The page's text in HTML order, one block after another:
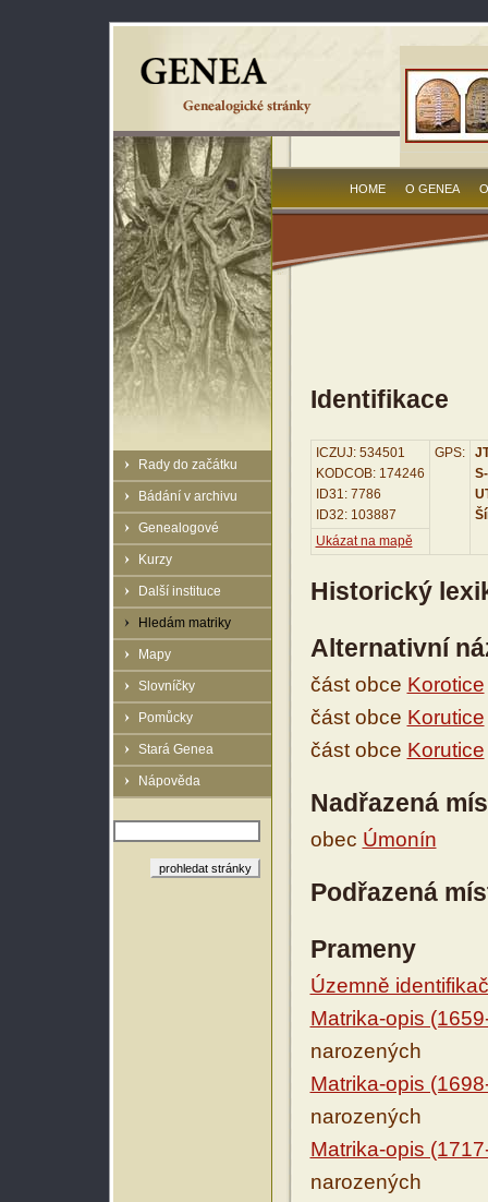
Rady do začátku
Bádání v archivu
Genealogové
Kurzy
Další instituce
Hledám matriky
Mapy
Slovníčky
Pomůcky
Stará Genea
Nápověda
HOME O GENEA
Identifikace
ICZUJ: 534501
KODCOB: 174246
ID31: 7786
ID32: 103887
GPS:
Ukázat na mapě
Historický
Alternativní
část obce Korotice
část obce Korutice
část obce Korutice
Nadřazená
obec Úmonín
Podřazená
Prameny
Územně
Matrika-opis
narozených
Matrika-opis
narozených
Matrika-opis
narozených